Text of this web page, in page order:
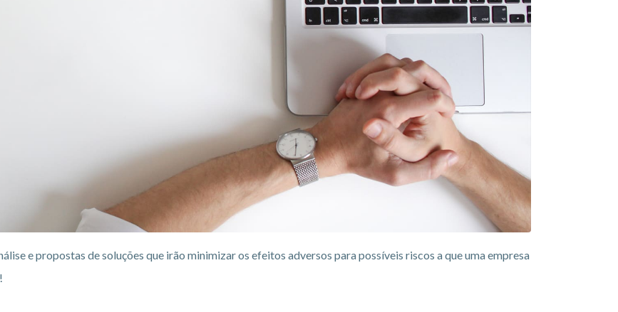
e propostas de soluções que irão minimizar os efeitos adversos para possíveis riscos a que uma empresa